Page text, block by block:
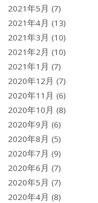
2021年5月 (7)
2021年4月 (13)
2021年3月 (10)
2021年2月 (10)
2021年1月 (7)
2020年12月 (7)
2020年11月 (6)
2020年10月 (8)
2020年9月 (6)
2020年8月 (5)
2020年7月 (9)
2020年6月 (7)
2020年5月 (7)
2020年4月 (8)